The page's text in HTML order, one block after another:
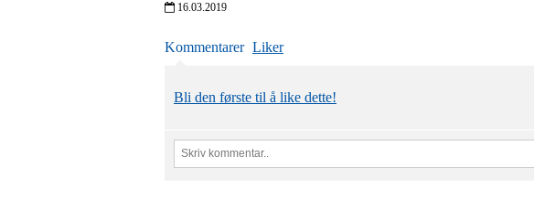
16.03.2019
Kommentarer Liker
Bli den første til å like dette!